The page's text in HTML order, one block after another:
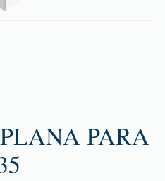
PARA